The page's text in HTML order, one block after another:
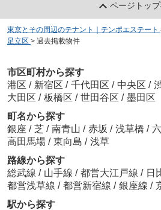
ページトッ
東京とその周辺のテナント｜テンポエステート
足立区 > 過去掲載物件
市区町村から探す
港区 / 新宿区 / 千代田区 / 中央区 /
大田区 / 板橋区 / 世田谷区 / 墨田区
町名から探す
銀座 / 芝 / 南青山 / 赤坂 / 浅草橋 /
高田馬場 / 東向島 / 浅草
路線から探す
総武線 / 山手線 / 都営大江戸線 / 日
都営浅草線 / 都営新宿線 / 銀座線 /
駅から探す